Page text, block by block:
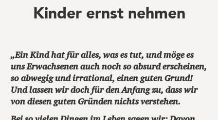
Kinder ernst nehmen
„Ein Kind hat für alles, was es tut, und möge es
uns Erwachsenen auch noch so absurd erscheinen,
so abwegig und irrational, einen guten Grund!
Und lassen wir doch für den Anfang zu, dass wir
von diesen guten Gründen nichts verstehen.